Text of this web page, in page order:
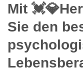
Mit
Sie den